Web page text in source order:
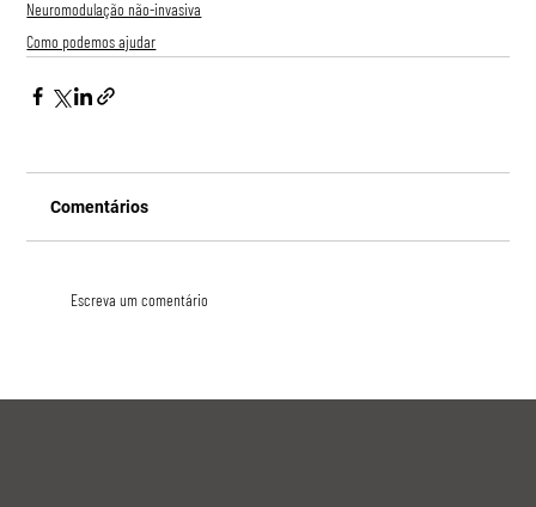
Neuromodulação não-invasiva
Como podemos ajudar
Comentários
Escreva um comentário